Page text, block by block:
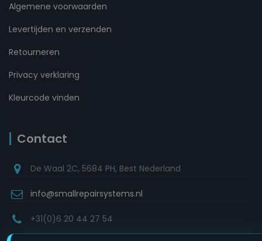
Algemene voorwaarden
Levertijden en verzenden
Retourneren
Privacy verklaring
Kleurcode vinden
Contact
De Waal 2C, 5684 PH, Best Nederland
info@smallrepairsystems.nl
+31(0)6 20 44 27 54